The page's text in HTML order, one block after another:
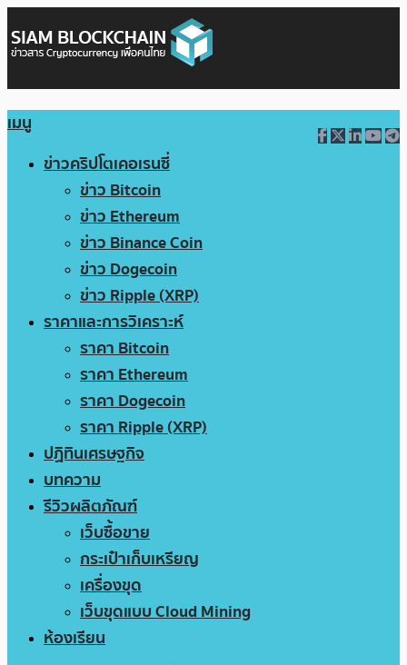
เมนู
ข่าวคริปโตเคอเรนซี่
ข่าว Bitcoin
ข่าว Ethereum
ข่าว Binance Coin
ข่าว Dogecoin
ข่าว Ripple (XRP)
ราคาและการวิเคราะห์
ราคา Bitcoin
ราคา Ethereum
ราคา Dogecoin
ราคา Ripple (XRP)
ปฏิทินเศรษฐกิจ
บทความ
รีวิวผลิตภัณฑ์
เว็บซื้อขาย
กระเป๋าเก็บเหรียญ
เครื่องขุด
เว็บขุดแบบ Cloud Mining
ห้องเรียน